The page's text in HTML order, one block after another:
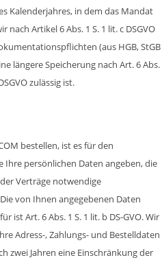
Kalenderjahres, in dem das Mandat
Artikel 6 Abs. 1 S. 1 lit. c DSGVO
(aus HGB, StGB
längere Speicherung nach Art. 6 Abs.
zulässig ist.
bestellen, ist es für den
Ihre persönlichen Daten angeben, die
Verträge notwendige
von Ihnen angegebenen Daten
ist Art. 6 Abs. 1 S. 1 lit. b DS-GVO. Wir
Adress-, Zahlungs- und Bestelldaten
zwei Jahren eine Einschränkung der